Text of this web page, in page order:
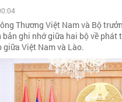
Thương Việt Nam và Bộ
bản ghi nhớ giữa hai bộ về phát
giữa Việt Nam và Lào.